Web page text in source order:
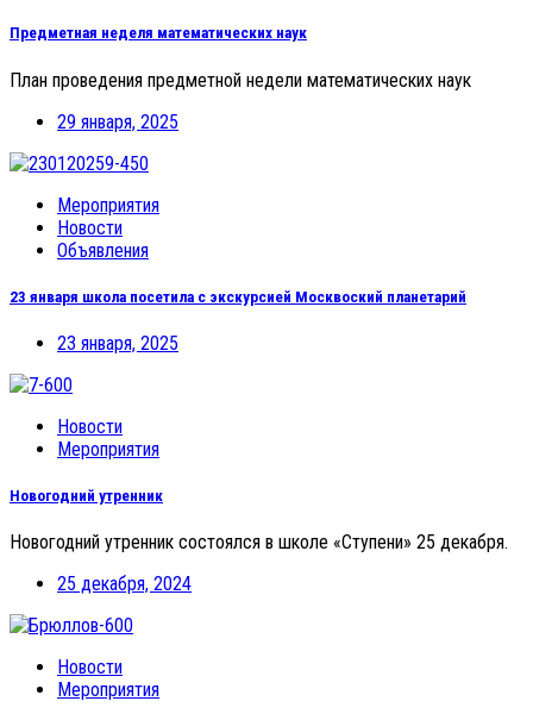
Предметная неделя математических наук
План проведения предметной недели математических наук
29 января, 2025
Мероприятия
Новости
Объявления
23 января школа посетила с экскурсией Москвоский планетарий
23 января, 2025
Новости
Мероприятия
Новогодний утренник
Новогодний утренник состоялся в школе «Ступени» 25 декабря.
25 декабря, 2024
Новости
Мероприятия